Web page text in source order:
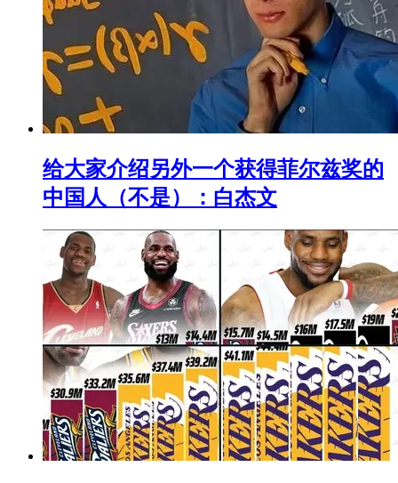
给大家介绍另外一个获得菲尔兹奖的
中国人（不是）：白杰文